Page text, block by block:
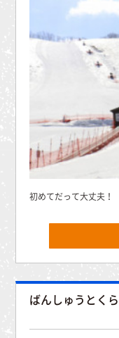
初めてだって大丈夫！
ばんしゅうとく